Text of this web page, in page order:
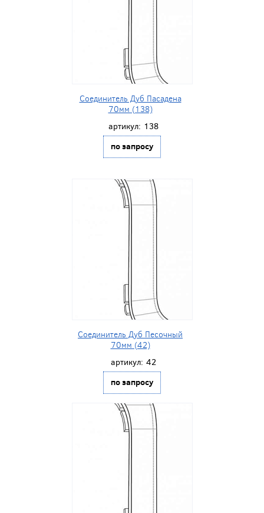
Соединитель Дуб Пасадена
70мм (138)
артикул: 138
по запросу
Соединитель Дуб Песочный
70мм (42)
артикул: 42
по запросу